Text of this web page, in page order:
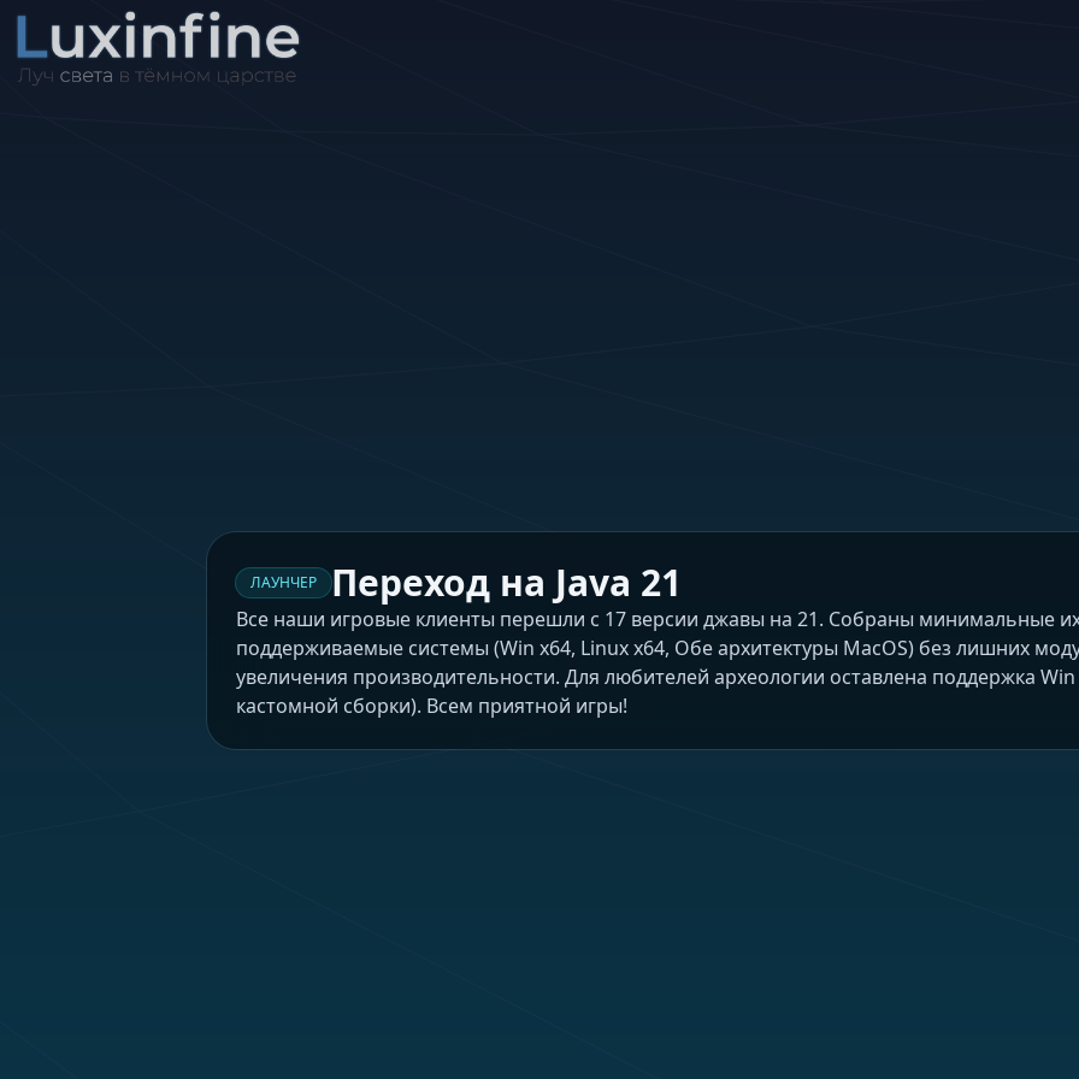
ЛАУНЧЕР Переход на Java 21
Все наши игровые клиенты перешли с 17 версии джавы на 21. Собраны минимальные
поддерживаемые системы (Win x64, Linux x64, Обе архитектуры MacOS) без лишних
увеличения производительности. Для любителей археологии оставлена поддержка
кастомной сборки). Всем приятной игры!